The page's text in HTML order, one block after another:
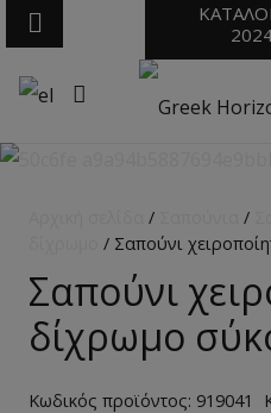
/ /
/ Σαπούνι
Σαπούνι
δίχρωμο
Κωδικός προϊόντος: 919041